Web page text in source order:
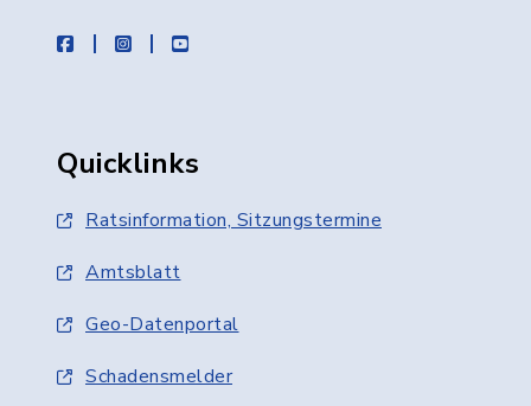
facebookinstagramyoutube
Quicklinks
Ratsinformation, Sitzungstermine
Amtsblatt
Geo-Datenportal
Schadensmelder